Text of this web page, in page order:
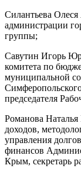
Силантьева
администрации
группы;
Савутин Игорь
комитета по
муниципальной
председателя
Романова
доходов,
управления
финансов
Крым, секретарь